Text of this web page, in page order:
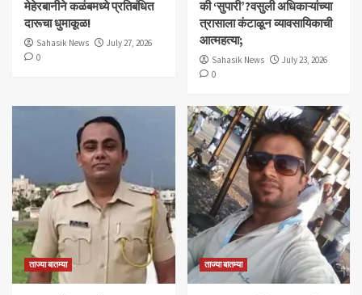
मेहेरबानीने कळंबमध्ये प्रतिबंधित
दारूचा धुमाकूळ!
Sahasik News
July 27, 2026
0
की ‘सुपारी’?वसुली अधिकाऱ्यांच्या
त्रासाला कंटाळून व्यावसायिकाची
आत्महत्या;
Sahasik News
July 23, 2026
0
ताज्या बातम्या ताज्या बातम्या